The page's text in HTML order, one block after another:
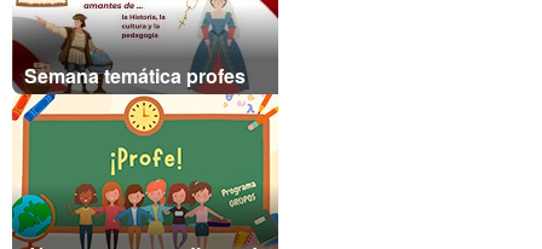
Semana temática profes